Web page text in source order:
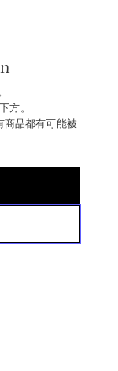
方。
商品都有可能被